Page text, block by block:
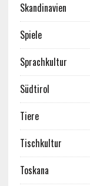
Skandinavien
Spiele
Sprachkultur
Südtirol
Tiere
Tischkultur
Toskana